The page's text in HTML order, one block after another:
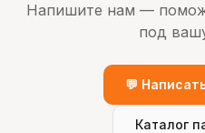
Напишите нам —
под
💬
Каталог